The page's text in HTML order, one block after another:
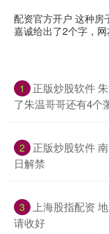
配资官方开户 这种房
嘉诚给出了2个字，
1
正版炒股软件
了朱温哥哥还有4个
2
正版炒股软件
日解禁
3
上海股指配资
请收好